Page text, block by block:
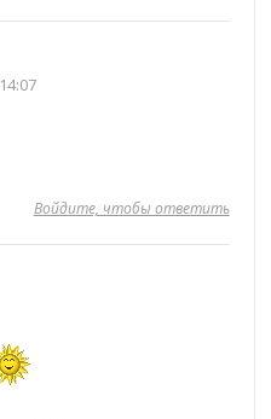
Войдите, чтобы ответить